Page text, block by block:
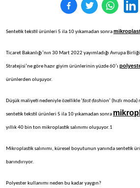
Sentetik tekstil ürünleri 5 ila 10 yıkamadan sonra
Ticaret Bakanlığı’nın 30 Mart 2022 yayımladığı Avrupa
Stratejisi’ne göre hazır giyim ürünlerinin yüzde 60’ı
ürünlerden oluşuyor.
Düşük maliyeti nedeniyle özellikle ‘fast-fashion’ (hızlı
sentetik tekstil ürünleri 5 ila 10 yıkamadan sonra
yıllık 40 bin ton mikroplastik salınımı oluşuyor.1
Mikroplastik salınımı, küresel boyutunun yanında sentetik
barındırıyor.
Polyester kullanımı neden bu kadar yaygın?